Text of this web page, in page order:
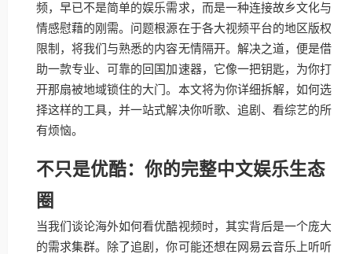
频，早已不是简单的娱乐需求，而是一种连接故乡文化与
情感慰藉的刚需。问题根源在于各大视频平台的地区版权
限制，将我们与熟悉的内容无情隔开。解决之道，便是借
助一款专业、可靠的回国加速器，它像一把钥匙，为你打
开那扇被地域锁住的大门。本文将为你详细拆解，如何选
择这样的工具，并一站式解决你听歌、追剧、看综艺的所
有烦恼。
不只是优酷：你的完整中文娱乐生态
圈
当我们谈论海外如何看优酷视频时，其实背后是一个庞大
的需求集群。除了追剧，你可能还想在网易云音乐上听听